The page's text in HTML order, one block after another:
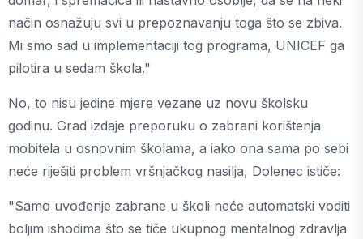
način osnažuju svi u prepoznavanju toga što se zbiva.
Mi smo sad u implementaciji tog programa, UNICEF ga
pilotira u sedam škola."
No, to nisu jedine mjere vezane uz novu školsku
godinu. Grad izdaje preporuku o zabrani korištenja
mobitela u osnovnim školama, a iako ona sama po sebi
neće riješiti problem vršnjačkog nasilja, Dolenec ističe:
"Samo uvođenje zabrane u školi neće automatski voditi
boljim ishodima što se tiče ukupnog mentalnog zdravlja